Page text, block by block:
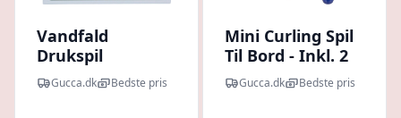
Vandfald
Drukspil
Gucca.dk Bedste pris
Mini Curling Spil
Til Bord - Inkl. 2
Drikkeglas
Gucca.dk Bedste pris